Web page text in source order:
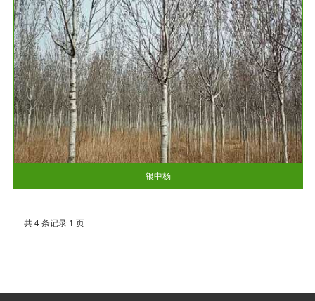
银中杨
共 4 条记录 1 页